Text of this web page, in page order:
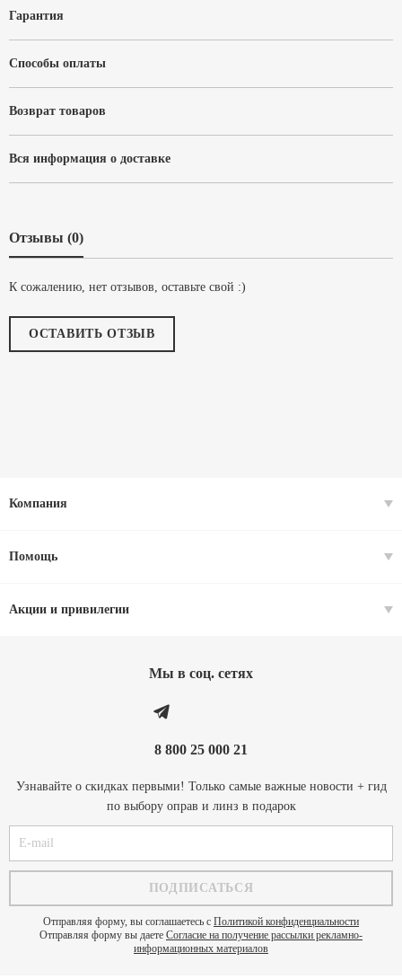
Гарантия
Способы оплаты
Возврат товаров
Вся информация о доставке
Отзывы (0)
К сожалению, нет отзывов, оставьте свой :)
ОСТАВИТЬ ОТЗЫВ
Компания
Помощь
Акции и привилегии
Мы в соц. cетях
8 800 25 000 21
Узнавайте о скидках первыми! Только самые важные новости + гид
по выбору оправ и линз в подарок
Отправляя форму, вы соглашаетесь с Политикой конфиденциальности
Отправляя форму вы даете Согласие на получение рассылки рекламно-
информационных материалов